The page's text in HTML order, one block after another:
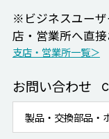
※ビジネスユーザ
店・営業所へ直
支店・営業所一覧＞
お問い合わせ
製品・交換部品・